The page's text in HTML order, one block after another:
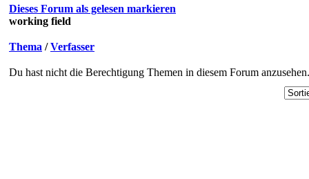
Dieses Forum als gelesen markieren
working field
Thema /Verfasser
Du hast nicht die Berechtigung Themen in diesem Forum anzusehen.